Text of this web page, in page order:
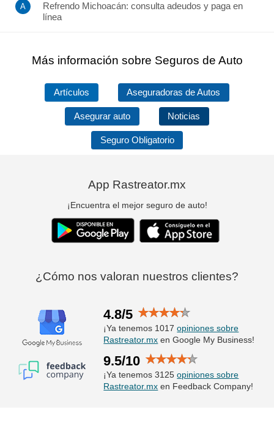
Refrendo Michoacán: consulta adeudos y paga en
línea
Más información sobre Seguros de Auto
Artículos Aseguradoras de Autos
Asegurar auto Noticias
Seguro Obligatorio
App Rastreator.mx
¡Encuentra el mejor seguro de auto!
¿Cómo nos valoran nuestros clientes?
4.8/5
¡Ya tenemos 1017opiniones sobre
Rastreator.mx en Google My Business!
9.5/10
¡Ya tenemos 3125opiniones sobre
Rastreator.mx en Feedback Company!